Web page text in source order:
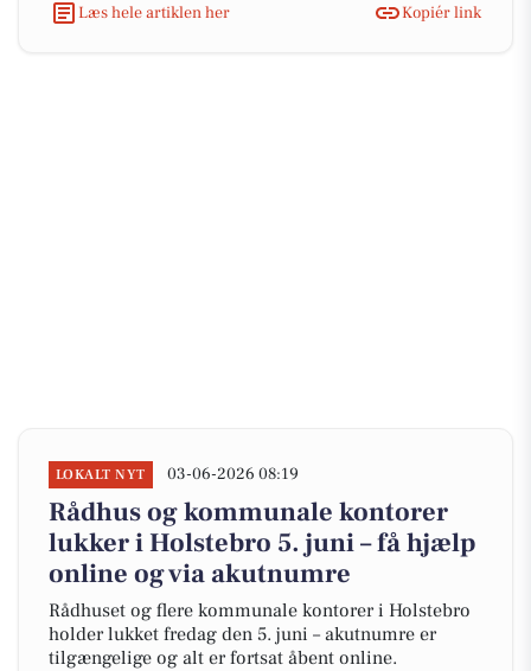
Læs hele artiklen her
Kopiér link
LOKALT NYT 03-06-2026 08:19
Rådhus og kommunale kontorer
lukker i Holstebro 5. juni – få hjælp
online og via akutnumre
Rådhuset og flere kommunale kontorer i Holstebro
holder lukket fredag den 5. juni – akutnumre er
tilgængelige og alt er fortsat åbent online.